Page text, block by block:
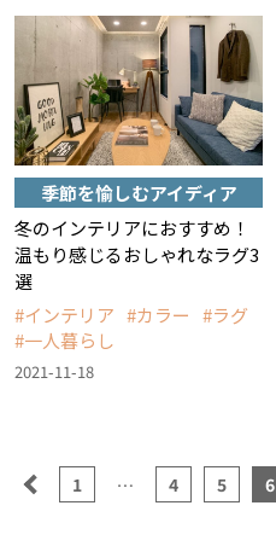
季節を愉しむアイディア
冬のインテリアにおすすめ！
温もり感じるおしゃれなラグ3
選
インテリア
カラー
ラグ
一人暮らし
2021-11-18
1 … 4 5 6